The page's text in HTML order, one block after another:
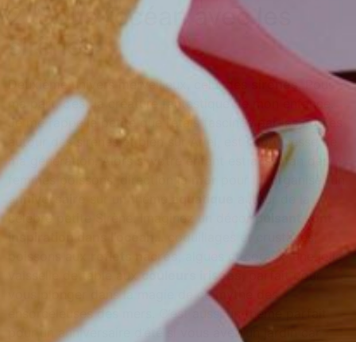
2. Sous l’océan avec les
sirènes
Deuxième univers merveilleux, celui des sirènes. Pour
ma part, c’est la créature fantastique de mon enfance.
Je me rappelle petite que j’étais fascinée par les contes
autour des sirènes et bien sûr Ariel, est la princesse de
ma génération. Alors si votre enfant est aussi fan des
femmes poissons, direction la
pour lui organiser un
anniversaire
aquatique
autour de la
célèbre petite Sirène. Imaginez un décorpuisant sont
inspiration dans l’océan…
coquillages et crustacés,
reflets nacrés, algues et coraux, une jolie
vaisselle de table auxcouleurs irisées
, parfait pour
vous plonger dans la magie de ce mythe des
ensorceleuses des mers. C’est aussi un thème parfait
pour un anniversaire d’été si vous avez un jardin car